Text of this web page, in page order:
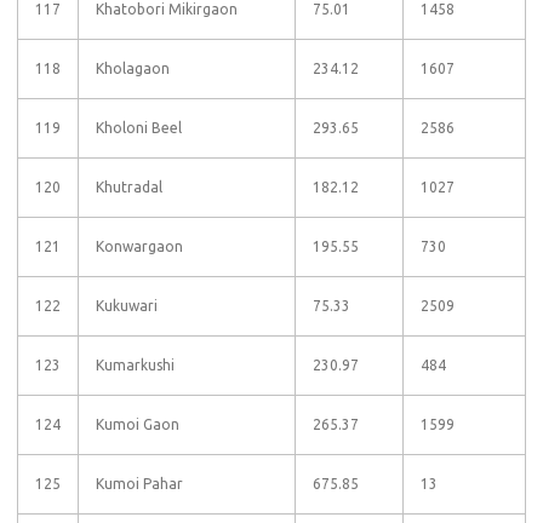
117 Khatobori Mikirgaon 75.01 1458
118 Kholagaon 234.12 1607
119 Kholoni Beel 293.65 2586
120 Khutradal 182.12 1027
121 Konwargaon 195.55 730
122 Kukuwari 75.33 2509
123 Kumarkushi 230.97 484
124 Kumoi Gaon 265.37 1599
125 Kumoi Pahar 675.85 13